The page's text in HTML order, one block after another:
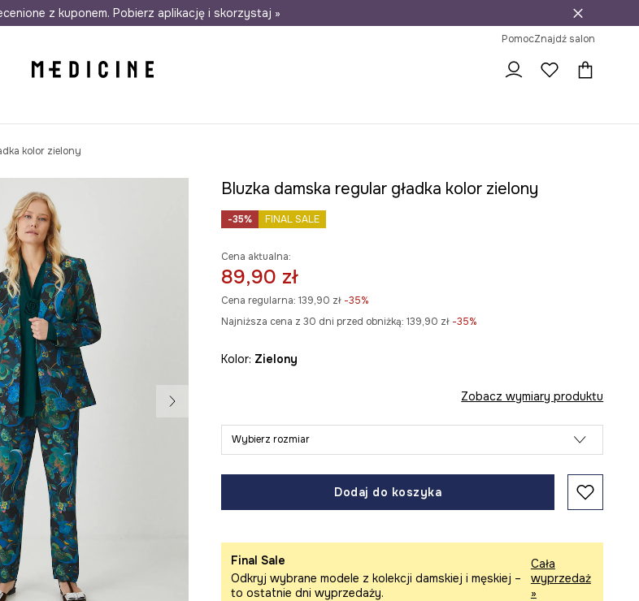
Darmowa dostawa do salonów 30 dni na zwrot
z kuponem. Pobierz aplikację i skorzystaj »
PomocZnajdź salon
kolor zielony
Bluzka damska regular gładka kolor zielony
-35% FINAL SALE
Cena aktualna:
89,90 zł
Cena regularna: 139,90 zł-35%
Najniższa cena z 30 dni przed obniżką: 139,90 zł -35%
Kolor: zielony
Zobacz wymiary produktu
Wybierz rozmiar
Dodaj do koszyka
Final Sale
Odkryj wybrane modele z kolekcji damskiej i męskiej –
to ostatnie dni wyprzedaży.
Cała
wyprzedaż
»